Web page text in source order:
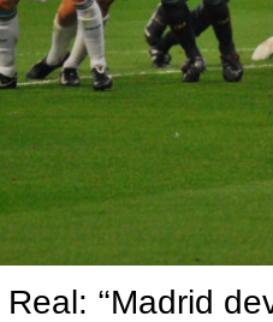
‘‘Madrid